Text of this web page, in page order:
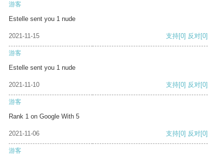
游客
Estelle sent you 1 nude
2021-11-15 支持[0] 反对[0]
游客
Estelle sent you 1 nude
2021-11-10 支持[0] 反对[0]
游客
Rank 1 on Google With 5
2021-11-06 支持[0] 反对[0]
游客